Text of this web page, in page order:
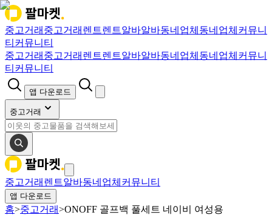
중고거래 중고거래 렌트렌트알바알바동네업체 동네업체 커뮤니
티 커뮤니티
중고거래 중고거래 렌트렌트알바알바동네업체 동네업체 커뮤니
티 커뮤니티
앱 다운로드
중고거래
중고거래 렌트알바동네업체 커뮤니티
앱 다운로드
홈>중고거래>ONOFF 골프백 풀세트 네이비 여성용